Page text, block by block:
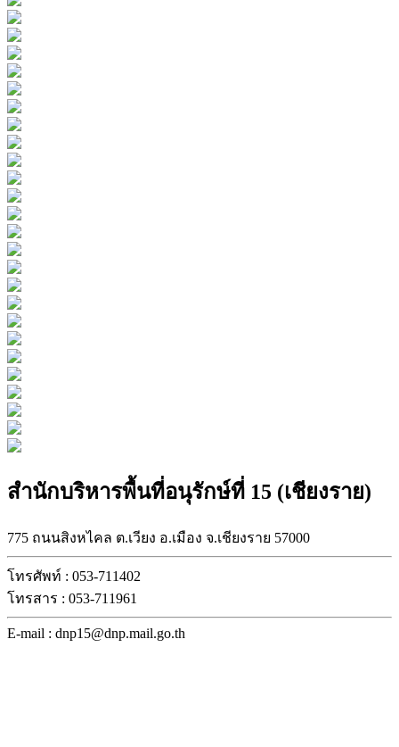
สำนักบริหารพื้นที่อนุรักษ์ที่ 15 (เชียงราย)
775 ถนนสิงหไคล ต.เวียง อ.เมือง จ.เชียงราย 57000
โทรศัพท์ : 053-711402
โทรสาร : 053-711961
E-mail : dnp15@dnp.mail.go.th